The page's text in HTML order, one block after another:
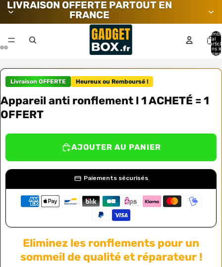
LIVRAISON OFFERTE PARTOUT EN
FRANCE
total
dans le
Livraison OFFERTE Heureux ou Remboursé !
Appareil anti ronflement l 1 ACHETÉ = 1
OFFERT
AJOUTER AU PANIER
Paiements sécurisés
Eliminez les ronflements pour un
sommeil de qualité et réparateur !